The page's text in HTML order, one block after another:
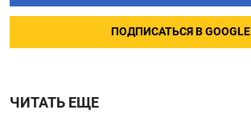
ПОДПИСАТЬСЯ В GOOGLE
ЧИТАТЬ ЕЩЕ